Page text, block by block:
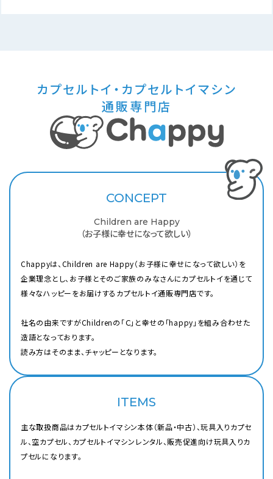
カプセルトイ・カプセルトイマシン
通販専門店
CONCEPT
Children are Happy
（お子様に幸せになって欲しい）
Chappyは、Children are Happy（お子様に幸せになって欲しい）を
企業理念とし、お子様とそのご家族のみなさんにカプセルトイを通じて
様々なハッピーをお届けするカプセルトイ通販専門店です。
社名の由来ですがChildrenの「Ｃ」と幸せの「happy」を組み合わせた
造語となっております。
読み方はそのまま、チャッピーとなります。
ITEMS
主な取扱商品はカプセルトイマシン本体（新品・中古）、玩具入りカプセ
ル、空カプセル、カプセルトイマシンレンタル、販売促進向け玩具入りカ
プセルになります。